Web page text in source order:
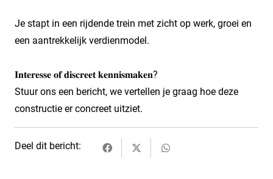
Je stapt in een rijdende trein met zicht op werk, groei en
een aantrekkelijk verdienmodel.
𝐈𝐧𝐭𝐞𝐫𝐞𝐬𝐬𝐞 𝐨𝐟 𝐝𝐢𝐬𝐜𝐫𝐞𝐞𝐭 𝐤𝐞𝐧𝐧𝐢𝐬𝐦𝐚𝐤𝐞𝐧?
Stuur ons een bericht, we vertellen je graag hoe deze
constructie er concreet uitziet.
Deel dit bericht: